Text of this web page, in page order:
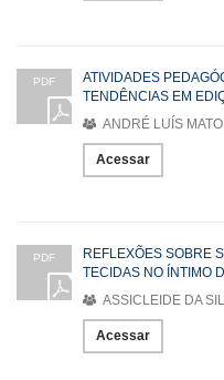
PDF
ATIVIDADES
TENDÊNCIAS EM
ANDRÉ LUÍS
Acessar
PDF
REFLEXÕES SOBRE
TECIDAS NO ÍNTIMO
ASSICLEIDE DA
Acessar